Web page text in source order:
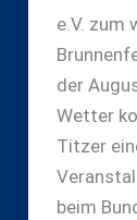
e.V. zum
der
Wetter
Titzer
beim